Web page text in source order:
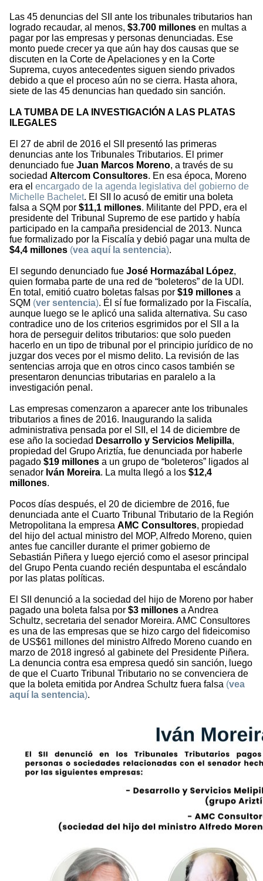
Las 45 denuncias del SII ante los tribunales tributarios han
logrado recaudar, al menos, $3.700 millones en multas a
pagar por las empresas y personas denunciadas. Ese
monto puede crecer ya que aún hay dos causas que se
discuten en la Corte de Apelaciones y en la Corte
Suprema, cuyos antecedentes siguen siendo privados
debido a que el proceso aún no se cierra. Hasta ahora,
siete de las 45 denuncias han quedado sin sanción.
LA TUMBA DE LA INVESTIGACIÓN A LAS PLATAS
ILEGALES
El 27 de abril de 2016 el SII presentó las primeras
denuncias ante los Tribunales Tributarios. El primer
denunciado fue Juan Marcos Moreno, a través de su
sociedad Altercom Consultores. En esa época, Moreno
era el encargado de la agenda legislativa del gobierno de
Michelle Bachelet. El SII lo acusó de emitir una boleta
falsa a SQM por $11,1 millones. Militante del PPD, era el
presidente del Tribunal Supremo de ese partido y había
participado en la campaña presidencial de 2013. Nunca
fue formalizado por la Fiscalía y debió pagar una multa de
$4,4 millones (vea aquí la sentencia).
El segundo denunciado fue José Hormazábal López,
quien formaba parte de una red de “boleteros” de la UDI.
En total, emitió cuatro boletas falsas por $19 millones a
SQM (ver sentencia). Él sí fue formalizado por la Fiscalía,
aunque luego se le aplicó una salida alternativa. Su caso
contradice uno de los criterios esgrimidos por el SII a la
hora de perseguir delitos tributarios: que solo pueden
hacerlo en un tipo de tribunal por el principio jurídico de no
juzgar dos veces por el mismo delito. La revisión de las
sentencias arroja que en otros cinco casos también se
presentaron denuncias tributarias en paralelo a la
investigación penal.
Las empresas comenzaron a aparecer ante los tribunales
tributarios a fines de 2016. Inaugurando la salida
administrativa pensada por el SII, el 14 de diciembre de
ese año la sociedad Desarrollo y Servicios Melipilla,
propiedad del Grupo Ariztía, fue denunciada por haberle
pagado $19 millones a un grupo de “boleteros” ligados al
senador Iván Moreira. La multa llegó a los $12,4
millones.
Pocos días después, el 20 de diciembre de 2016, fue
denunciada ante el Cuarto Tribunal Tributario de la Región
Metropolitana la empresa AMC Consultores, propiedad
del hijo del actual ministro del MOP, Alfredo Moreno, quien
antes fue canciller durante el primer gobierno de
Sebastián Piñera y luego ejerció como el asesor principal
del Grupo Penta cuando recién despuntaba el escándalo
por las platas políticas.
El SII denunció a la sociedad del hijo de Moreno por haber
pagado una boleta falsa por $3 millones a Andrea
Schultz, secretaria del senador Moreira. AMC Consultores
es una de las empresas que se hizo cargo del fideicomiso
de US$61 millones del ministro Alfredo Moreno cuando en
marzo de 2018 ingresó al gabinete del Presidente Piñera.
La denuncia contra esa empresa quedó sin sanción, luego
de que el Cuarto Tribunal Tributario no se convenciera de
que la boleta emitida por Andrea Schultz fuera falsa (vea
aquí la sentencia).